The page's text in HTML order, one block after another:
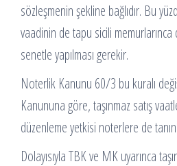
sözleşmenin şekline bağlıdır. Bu
vaadinin de tapu sicili
senetle yapılması gerekir.
Noterlik Kanunu 60/3 bu kuralı
Kanununa göre, taşınmaz satış
düzenleme yetkisi noterlere de
Dolayısıyla TBK ve MK uyarınca